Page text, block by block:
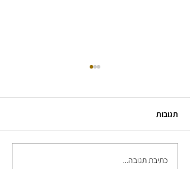
סרטון יד מציירת לכנס סוף שנה
תגובות
כתיבת תגובה...